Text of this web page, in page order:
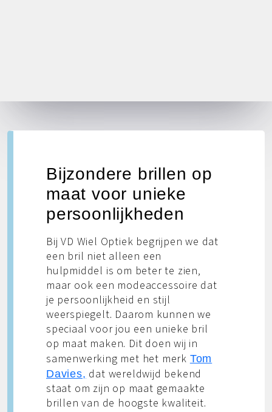
Bijzondere brillen op
maat voor unieke
persoonlijkheden
Bij VD Wiel Optiek begrijpen we dat
een bril niet alleen een
hulpmiddel is om beter te zien,
maar ook een modeaccessoire dat
je persoonlijkheid en stijl
weerspiegelt. Daarom kunnen we
speciaal voor jou een unieke bril
op maat maken. Dit doen wij in
samenwerking met het merkTom
Davies,dat wereldwijd bekend
staat om zijn op maat gemaakte
brillen van de hoogste kwaliteit.